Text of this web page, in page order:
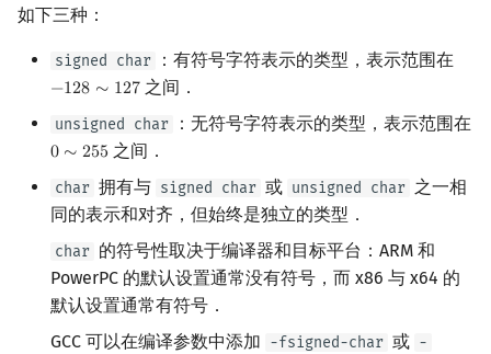
如下三种：
signed char ：有符号字符表示的类型，表示范围在
−128 ∼ 127
−128∼127 之间．
unsigned char ：无符号字符表示的类型，表示范围在
0 ∼ 255
0 ∼255 之间．
char 拥有与 signed char 或 unsigned char 之一相
同的表示和对齐，但始终是独立的类型．
char 的符号性取决于编译器和目标平台：ARM 和
PowerPC 的默认设置通常没有符号，而 x86 与 x64 的
默认设置通常有符号．
GCC 可以在编译参数中添加 -fsigned-char 或 -